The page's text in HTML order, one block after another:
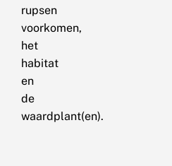
rupsen
voorkomen,
het
habitat
en
de
waardplant(en).